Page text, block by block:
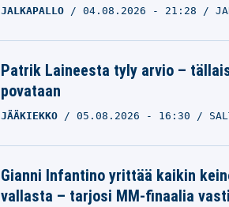
JALKAPALLO 04.08.2026 - 21:28
Patrik Laineesta tyly arvio –
povataan
JÄÄKIEKKO 05.08.2026 - 16:30
Gianni Infantino yrittää kaikin
vallasta – tarjosi MM-finaalia